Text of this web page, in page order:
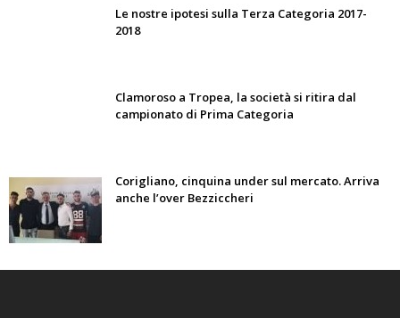
Le nostre ipotesi sulla Terza Categoria 2017-
2018
Clamoroso a Tropea, la società si ritira dal
campionato di Prima Categoria
Corigliano, cinquina under sul mercato. Arriva
anche l’over Bezziccheri